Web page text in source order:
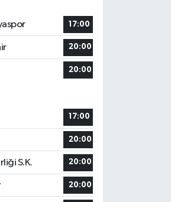
17:00
20:00
20:00
17:00
20:00
S.K. 20:00
20:00